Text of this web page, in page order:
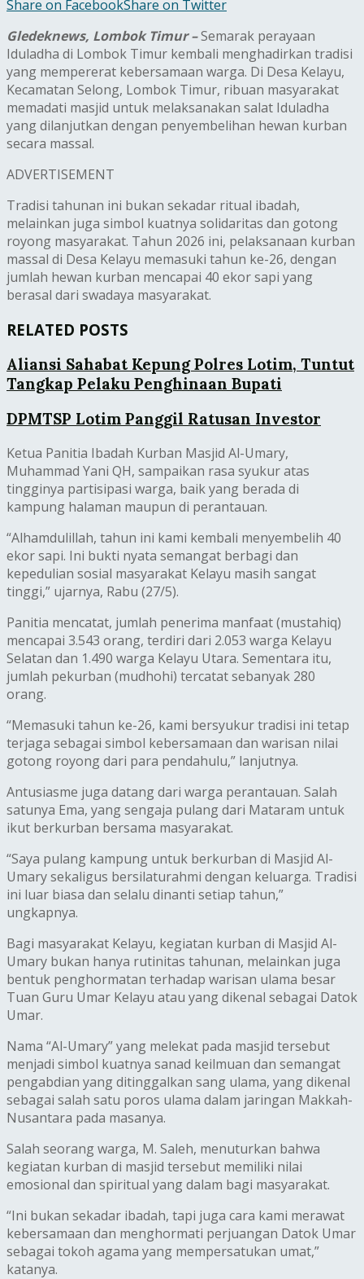
Share on FacebookShare on Twitter
Gledeknews, Lombok Timur –Semarak perayaan
Iduladha di Lombok Timur kembali menghadirkan tradisi
yang mempererat kebersamaan warga. Di Desa Kelayu,
Kecamatan Selong, Lombok Timur, ribuan masyarakat
memadati masjid untuk melaksanakan salat Iduladha
yang dilanjutkan dengan penyembelihan hewan kurban
secara massal.
ADVERTISEMENT
Tradisi tahunan ini bukan sekadar ritual ibadah,
melainkan juga simbol kuatnya solidaritas dan gotong
royong masyarakat. Tahun 2026 ini, pelaksanaan kurban
massal di Desa Kelayu memasuki tahun ke-26, dengan
jumlah hewan kurban mencapai 40 ekor sapi yang
berasal dari swadaya masyarakat.
RELATED POSTS
Aliansi Sahabat Kepung Polres Lotim, Tuntut
Tangkap Pelaku Penghinaan Bupati
DPMTSP Lotim Panggil Ratusan Investor
Ketua Panitia Ibadah Kurban Masjid Al-Umary,
Muhammad Yani QH, sampaikan rasa syukur atas
tingginya partisipasi warga, baik yang berada di
kampung halaman maupun di perantauan.
“Alhamdulillah, tahun ini kami kembali menyembelih 40
ekor sapi. Ini bukti nyata semangat berbagi dan
kepedulian sosial masyarakat Kelayu masih sangat
tinggi,” ujarnya, Rabu (27/5).
Panitia mencatat, jumlah penerima manfaat (mustahiq)
mencapai 3.543 orang, terdiri dari 2.053 warga Kelayu
Selatan dan 1.490 warga Kelayu Utara. Sementara itu,
jumlah pekurban (mudhohi) tercatat sebanyak 280
orang.
“Memasuki tahun ke-26, kami bersyukur tradisi ini tetap
terjaga sebagai simbol kebersamaan dan warisan nilai
gotong royong dari para pendahulu,” lanjutnya.
Antusiasme juga datang dari warga perantauan. Salah
satunya Ema, yang sengaja pulang dari Mataram untuk
ikut berkurban bersama masyarakat.
“Saya pulang kampung untuk berkurban di Masjid Al-
Umary sekaligus bersilaturahmi dengan keluarga. Tradisi
ini luar biasa dan selalu dinanti setiap tahun,”
ungkapnya.
Bagi masyarakat Kelayu, kegiatan kurban di Masjid Al-
Umary bukan hanya rutinitas tahunan, melainkan juga
bentuk penghormatan terhadap warisan ulama besar
Tuan Guru Umar Kelayu atau yang dikenal sebagai Datok
Umar.
Nama “Al-Umary” yang melekat pada masjid tersebut
menjadi simbol kuatnya sanad keilmuan dan semangat
pengabdian yang ditinggalkan sang ulama, yang dikenal
sebagai salah satu poros ulama dalam jaringan Makkah-
Nusantara pada masanya.
Salah seorang warga, M. Saleh, menuturkan bahwa
kegiatan kurban di masjid tersebut memiliki nilai
emosional dan spiritual yang dalam bagi masyarakat.
“Ini bukan sekadar ibadah, tapi juga cara kami merawat
kebersamaan dan menghormati perjuangan Datok Umar
sebagai tokoh agama yang mempersatukan umat,”
katanya.